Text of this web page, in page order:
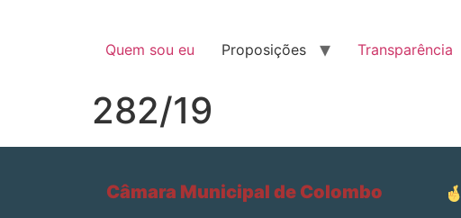
Quem sou eu Proposições Transparência
282/19
Câmara Municipal de Colombo